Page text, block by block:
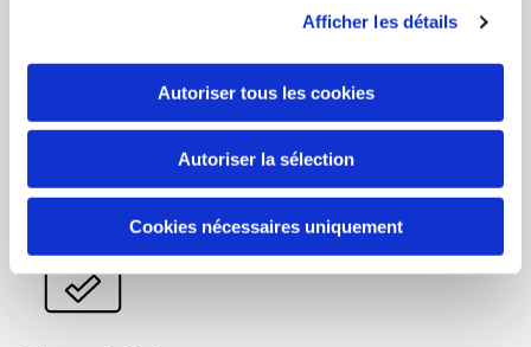
Afficher les détails
Autoriser tous les cookies
Autoriser la sélection
Cookies nécessaires uniquement
Accessible
Des tarifs accordés à vos besoins réels.